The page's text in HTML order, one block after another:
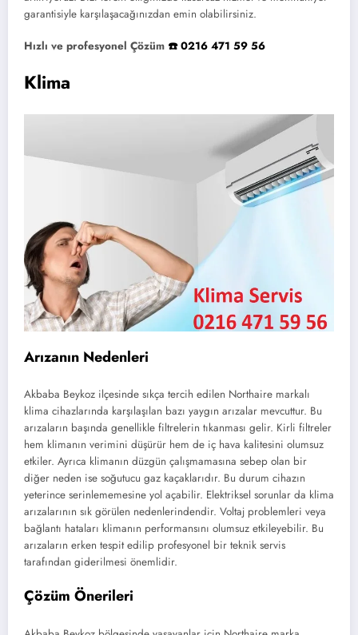
garantisiyle karşılaşacağınızdan emin olabilirsiniz.
Hızlı ve profesyonel Çözüm ☎️ 0216 471 59 56
Klima
Arızanın Nedenleri
Akbaba Beykoz ilçesinde sıkça tercih edilen Northaire markalı
klima cihazlarında karşılaşılan bazı yaygın arızalar mevcuttur. Bu
arızaların başında genellikle filtrelerin tıkanması gelir. Kirli filtreler
hem klimanın verimini düşürür hem de iç hava kalitesini olumsuz
etkiler. Ayrıca klimanın düzgün çalışmamasına sebep olan bir
diğer neden ise soğutucu gaz kaçaklarıdır. Bu durum cihazın
yeterince serinlememesine yol açabilir. Elektriksel sorunlar da klima
arızalarının sık görülen nedenlerindendir. Voltaj problemleri veya
bağlantı hataları klimanın performansını olumsuz etkileyebilir. Bu
arızaların erken tespit edilip profesyonel bir teknik servis
tarafından giderilmesi önemlidir.
Çözüm Önerileri